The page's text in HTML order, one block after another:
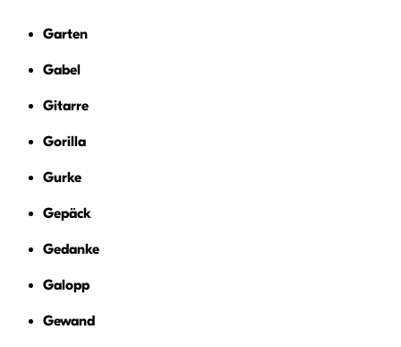
Garten
Gabel
Gitarre
Gorilla
Gurke
Gepäck
Gedanke
Galopp
Gewand